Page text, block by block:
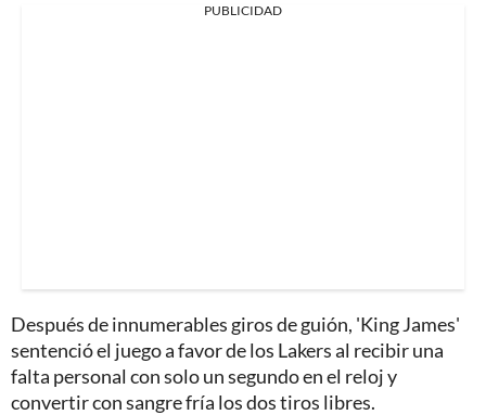
PUBLICIDAD
Después de innumerables giros de guión, 'King James'
sentenció el juego a favor de los Lakers al recibir una
falta personal con solo un segundo en el reloj y
convertir con sangre fría los dos tiros libres.